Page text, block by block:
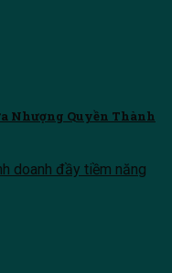
Nhượng Quyền Thành
doanh đầy tiềm năng